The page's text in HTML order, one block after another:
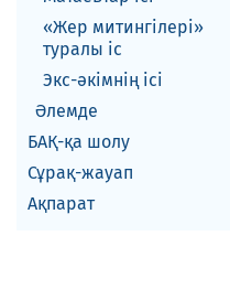
«Жер митингілері»
туралы іс
Экс-әкiмнiң iсi
Әлемде
БАҚ-қа шолу
Сұрақ-жауап
Ақпарат